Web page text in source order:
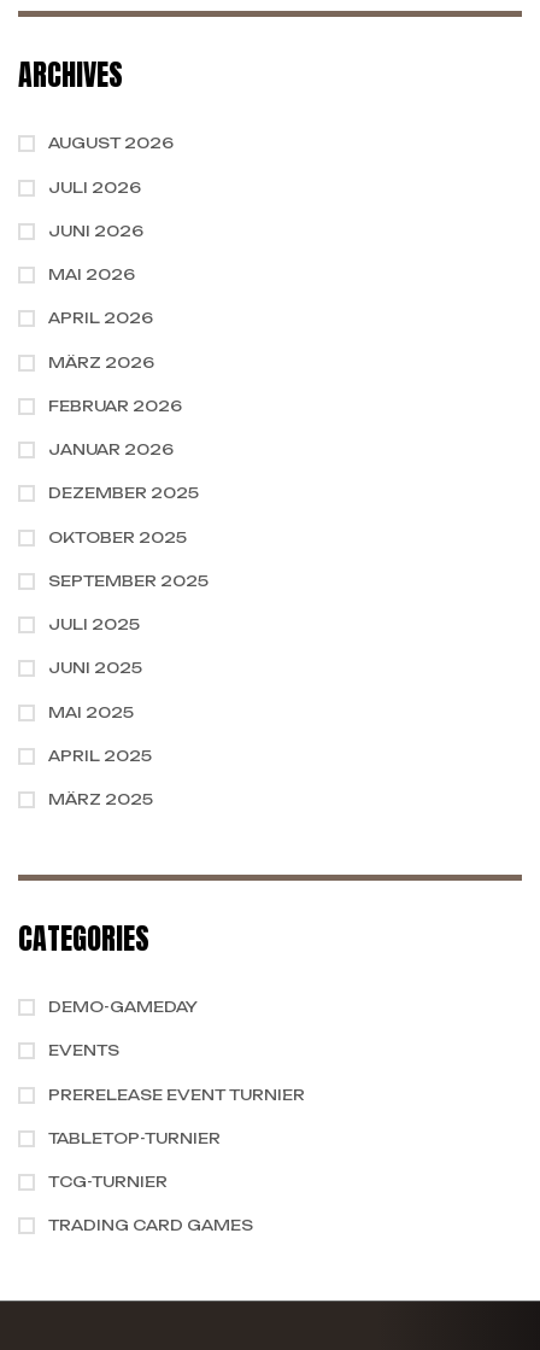
(GERNE BIS 20 UHR)
ARCHIVES
AUGUST 2026
JULI 2026
JUNI 2026
MAI 2026
APRIL 2026
MÄRZ 2026
FEBRUAR 2026
JANUAR 2026
DEZEMBER 2025
OKTOBER 2025
SEPTEMBER 2025
JULI 2025
JUNI 2025
MAI 2025
APRIL 2025
MÄRZ 2025
CATEGORIES
DEMO-GAMEDAY
EVENTS
PRERELEASE EVENT TURNIER
TABLETOP-TURNIER
TCG-TURNIER
TRADING CARD GAMES